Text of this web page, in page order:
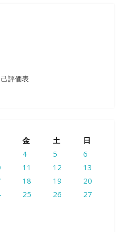
評価表
金 土
日
4 5
6
11 12
13
18 19
20
25 26
27